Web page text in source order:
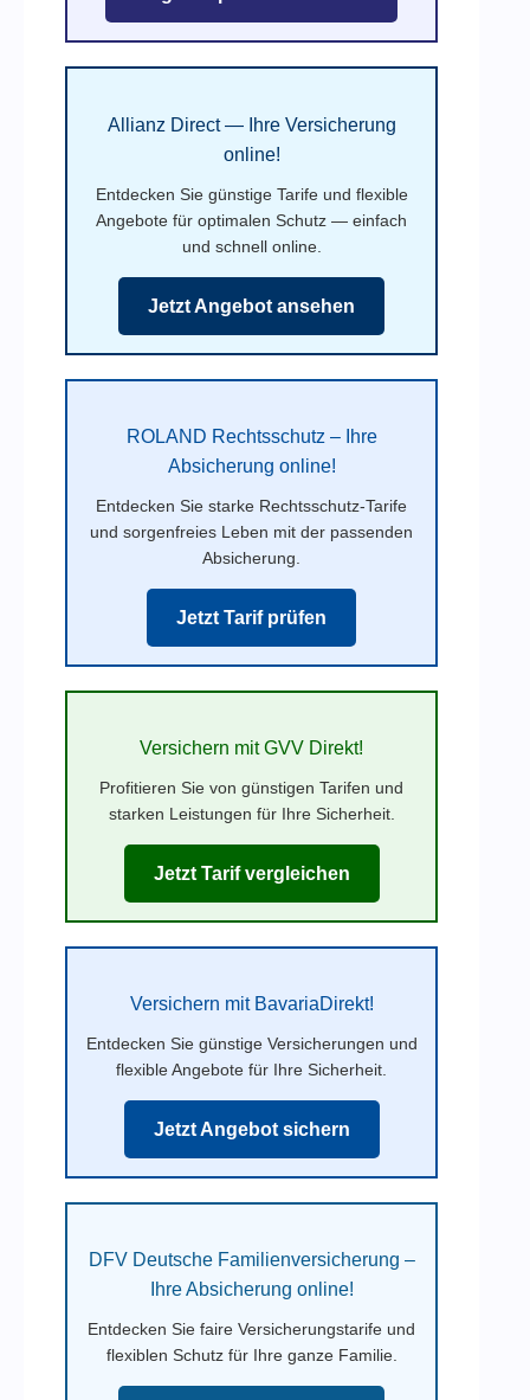
Allianz Direct — Ihre Versicherung
online!
Entdecken Sie günstige Tarife und flexible
Angebote für optimalen Schutz — einfach
und schnell online.
Jetzt Angebot ansehen
ROLAND Rechtsschutz – Ihre
Absicherung online!
Entdecken Sie starke Rechtsschutz-Tarife
und sorgenfreies Leben mit der passenden
Absicherung.
Jetzt Tarif prüfen
Versichern mit GVV Direkt!
Profitieren Sie von günstigen Tarifen und
starken Leistungen für Ihre Sicherheit.
Jetzt Tarif vergleichen
Versichern mit BavariaDirekt!
Entdecken Sie günstige Versicherungen und
flexible Angebote für Ihre Sicherheit.
Jetzt Angebot sichern
DFV Deutsche Familienversicherung –
Ihre Absicherung online!
Entdecken Sie faire Versicherungstarife und
flexiblen Schutz für Ihre ganze Familie.